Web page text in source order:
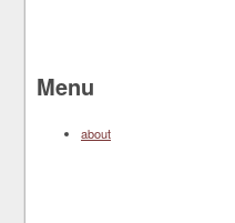
Menu
about